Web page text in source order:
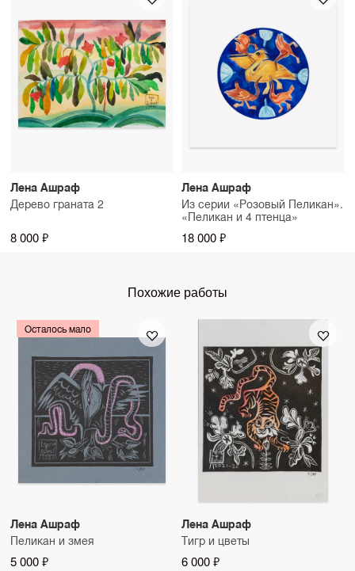
Лена Ашраф
Дерево граната 2
8 000 ₽
Лена Ашраф
Из серии «Розовый Пеликан».
«Пеликан и 4 птенца»
18 000 ₽
Похожие работы
Осталось мало
Лена Ашраф
Пеликан и змея
5 000 ₽
Лена Ашраф
Тигр и цветы
6 000 ₽